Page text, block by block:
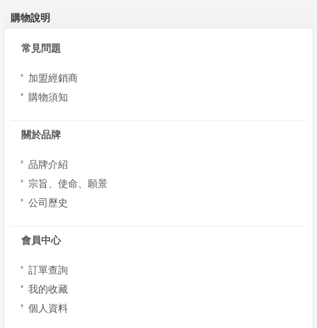
說
明
購物說明
常見問題
加盟經銷商
購物須知
關於品牌
品牌介紹
宗旨、使命、願景
公司歷史
會員中心
訂單查詢
我的收藏
個人資料